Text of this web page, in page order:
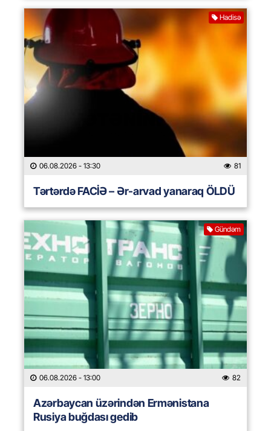
Hadisə
06.08.2026 - 13:30 81
Tərtərdə FACİƏ – Ər-arvad yanaraq ÖLDÜ
Gündəm
06.08.2026 - 13:00 82
Azərbaycan üzərindən Ermənistana
Rusiya buğdası gedib